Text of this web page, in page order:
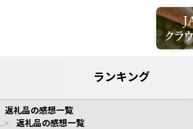
ランキング
返礼品の感想一覧
返礼品の感想一覧